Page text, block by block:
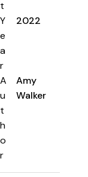
t
Y
e
a
r
2022
A
u
t
h
o
r
Amy
Walker